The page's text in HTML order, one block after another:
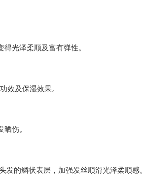
光泽柔顺及富有弹性。
效及保湿效果。
伤。
发的鳞状表层，加强发丝顺滑光泽柔顺感。